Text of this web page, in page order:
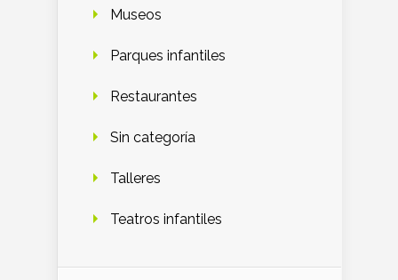
Museos
Parques infantiles
Restaurantes
Sin categoría
Talleres
Teatros infantiles